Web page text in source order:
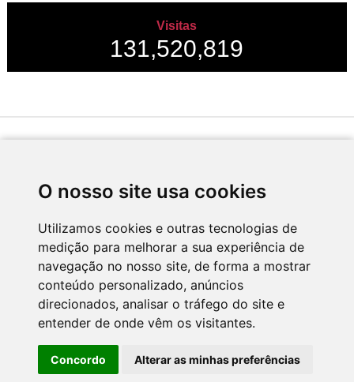
O nosso site usa cookies
Utilizamos cookies e outras tecnologias de
medição para melhorar a sua experiência de
navegação no nosso site, de forma a mostrar
conteúdo personalizado, anúncios
direcionados, analisar o tráfego do site e
entender de onde vêm os visitantes.
Concordo Alterar as minhas preferências
Visitas
131,520,819
CNC - Centro Nacional de Cultura 2026 © Todos os direitos reservados